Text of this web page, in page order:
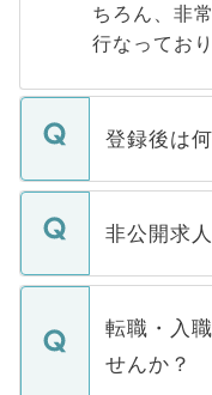
ちろん、非
行なっており
登録後は
ご登録いた
登録内容を
ます。通常
いただきま
い。
非公開求
マイナビ
うち約3割
けない「非
下記の理由
転職・入
せんか？